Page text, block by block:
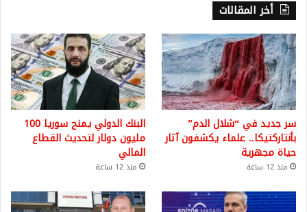
أخر المقالات
سر جديد في “شلال الدم”
بأنتاركتيكا.. علماء يكشفون آثار
حياة مجهرية
منذ 12 ساعة
البنك الدولي يمنح سوريا 100
مليون دولار لتحديث القطاع
المالي
منذ 12 ساعة